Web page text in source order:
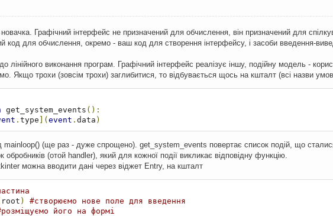
Графічний інтерфейс не призначений для обчислення, він призначений для
код для обчислення, окремо - ваш код для створення інтерфейсу, і засоби введення-
лінійного виконання програм. Графічний інтерфейс реалізує іншу, подійну модель -
Якщо трохи (зовсім трохи) заглибитися, то відбувається щось на кшталт (всі назви
get_system_events ():
. type ]( event . data )
mainloop() (ще раз - дуже спрощено). get_system_events повертає список подій, що
обробників (отой handler), який для кожної події викликає відповідну функцію.
можна вводити дані через віджет Entry, на кшталт
root )
#створюємо нове поле для введення
його на формі